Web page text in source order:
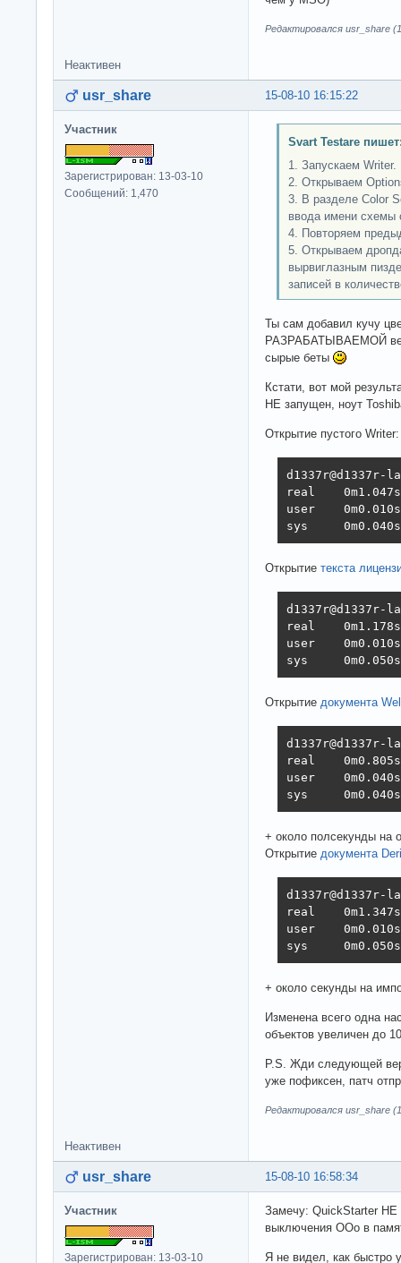
Редактировался usr_share
Неактивен
15-08-10 16:15:22
usr_share
Участник
Зарегистрирован: 13-03-10
Сообщений: 1,470
Svart Testare
1. Запускаем Writer.
2. Открываем
3. В разделе Color
ввода имени схемы
4. Повторяем
5. Открываем
вырвиглазным
записей в
Ты сам добавил кучу
РАЗРАБАТЫВАЕМОЙ
сырые беты
Кстати, вот мой
НЕ запущен, ноут
Открытие пустого Writer:
real    0m1.047s
user    0m0.010s
sys     0m0.040s
Открытие текста
real    0m1.178s
user    0m0.010s
sys     0m0.050s
Открытие документа
real    0m0.805s
user    0m0.040s
+ около полсекунды на
Открытие документа
real    0m1.347s
user    0m0.010s
sys     0m0.050s
+ около секунды на
Изменена всего одна
объектов увеличен до
P.S. Жди следующей
уже пофиксен, патч
Редактировался usr_share
Неактивен
15-08-10 16:58:34
usr_share
Участник
Зарегистрирован: 13-03-10
Замечу: QuickStarter НЕ
выключения OOo в
Я не видел, как быстро